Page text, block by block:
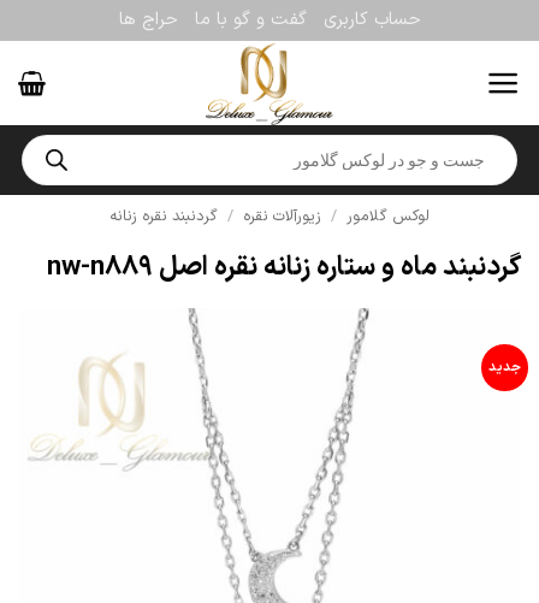
to
content
حساب کاربری گفت و گو با ما حراج ها
Products
search
لوکس گلامور / زیورآلات نقره / گردنبند نقره زنانه
گردنبند ماه و ستاره زنانه نقره اصل nw-n889
جدید